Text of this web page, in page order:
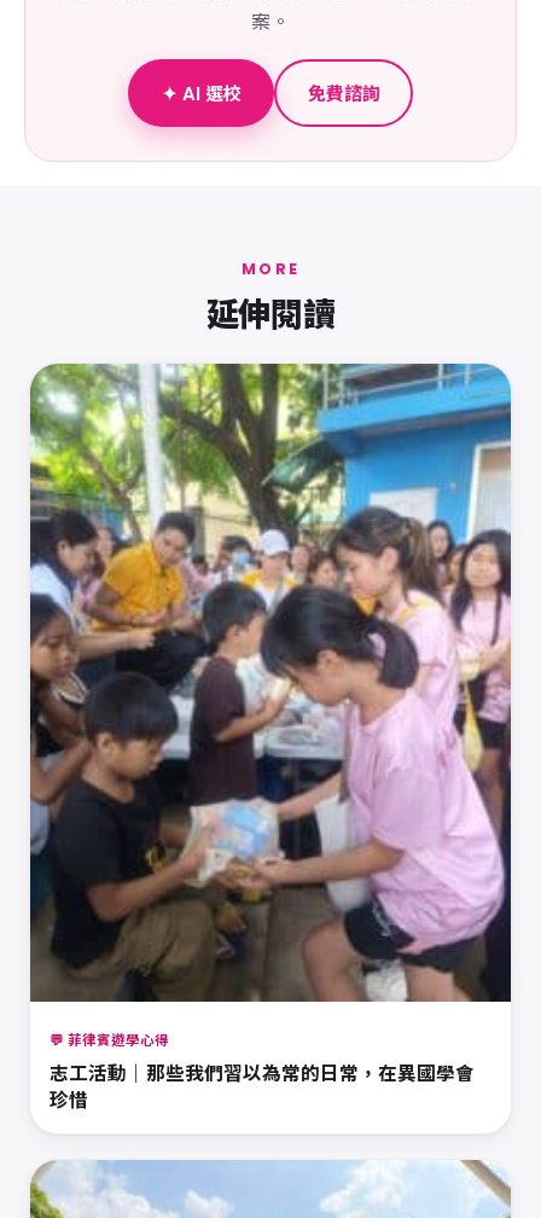
案。
✦ AI 選校 免費諮詢
MORE
延伸閱讀
💬 菲律賓遊學心得
志工活動｜那些我們習以為常的日常，在異國學會
珍惜